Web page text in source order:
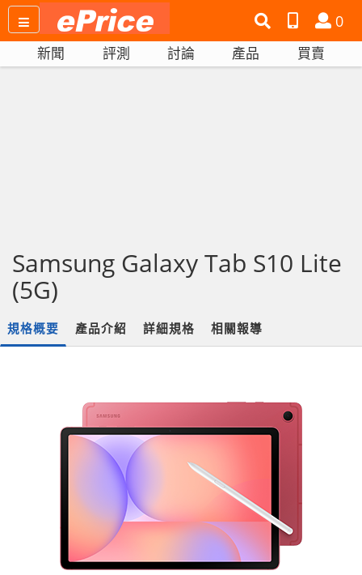
搜
尋
產
品
比
會
員
0
新聞 評測 討論 產品 買賣
Samsung Galaxy Tab S10 Lite
(5G)
規格概要 產品介紹 詳細規格 相關報導